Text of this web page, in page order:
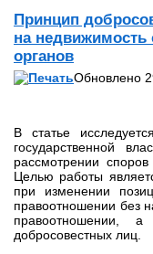
Принцип
на недвижимость
органов
Обновлено
В статье
государственной
рассмотрении
Целью работы
при изменении
правоотношении без
правоотношении,
добросовестных лиц.